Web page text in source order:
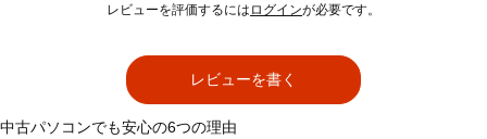
レビューを評価するには ログインが必要です。
レビューを書く
中古パソコンでも安心の6つの理由